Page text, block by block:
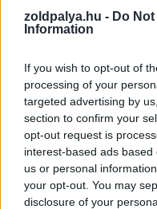
zoldpalya.hu - Do
Information
If you wish to opt-out of
processing of your
targeted advertising by
section to confirm your
opt-out request is
interest-based ads
us or personal
your opt-out. You may
disclosure of your
Minden eszközben
Könnyen valósággá
Az Európai Unió újabb
az okostelefon-